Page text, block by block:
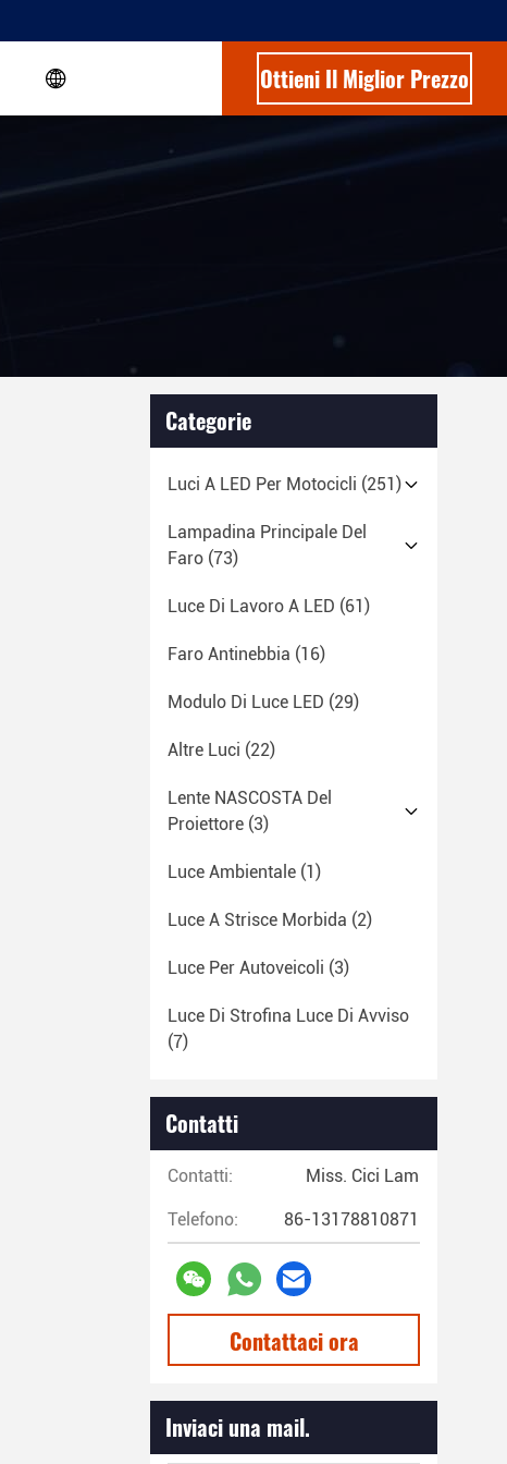
Ottieni Il Miglior Prezzo
Categorie
Luci A LED Per Motocicli (251)
Lampadina Principale Del
Faro (73)
Luce Di Lavoro A LED (61)
Faro Antinebbia (16)
Modulo Di Luce LED (29)
Altre Luci (22)
Lente NASCOSTA Del
Proiettore (3)
Luce Ambientale (1)
Luce A Strisce Morbida (2)
Luce Per Autoveicoli (3)
Luce Di Strofina Luce Di Avviso
(7)
Contatti
Contatti: Miss. Cici Lam
Telefono: 86-13178810871
Contattaci ora
Inviaci una mail.